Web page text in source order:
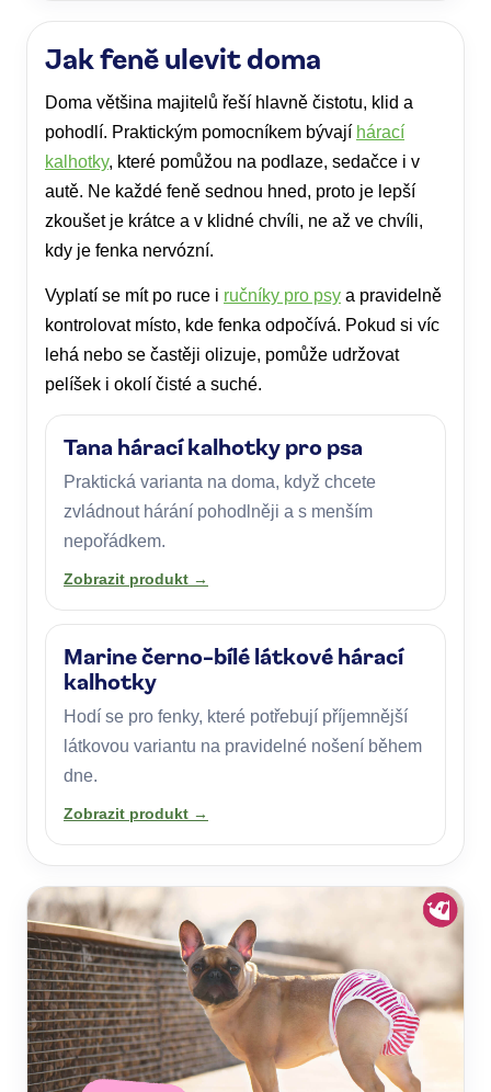
Jak feně ulevit doma
Doma většina majitelů řeší hlavně čistotu, klid a
pohodlí. Praktickým pomocníkem bývají hárací
kalhotky, které pomůžou na podlaze, sedačce i v
autě. Ne každé feně sednou hned, proto je lepší
zkoušet je krátce a v klidné chvíli, ne až ve chvíli,
kdy je fenka nervózní.
Vyplatí se mít po ruce i ručníky pro psy a pravidelně
kontrolovat místo, kde fenka odpočívá. Pokud si víc
lehá nebo se častěji olizuje, pomůže udržovat
pelíšek i okolí čisté a suché.
Tana hárací kalhotky pro psa
Praktická varianta na doma, když chcete
zvládnout hárání pohodlněji a s menším
nepořádkem.
Zobrazit produkt →
Marine černo-bílé látkové hárací
kalhotky
Hodí se pro fenky, které potřebují příjemnější
látkovou variantu na pravidelné nošení během
dne.
Zobrazit produkt →